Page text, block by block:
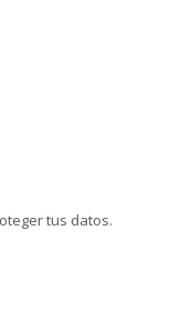
tus datos.